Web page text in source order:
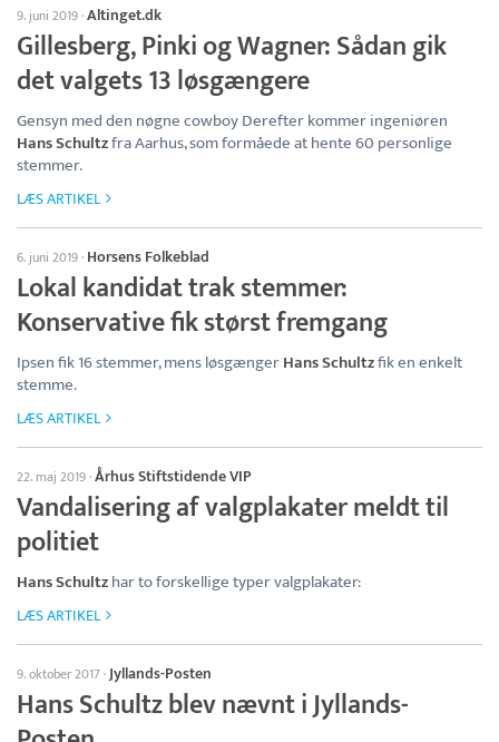
9. juni 2019·Altinget.dk
Gillesberg, Pinki og Wagner: Sådan gik
det valgets 13 løsgængere
Gensyn med den nøgne cowboy Derefter kommer ingeniøren
Hans Schultzfra Aarhus, som formåede at hente 60 personlige
stemmer.
LÆS ARTIKEL
6. juni 2019· Horsens Folkeblad
Lokal kandidat trak stemmer:
Konservative fik størst fremgang
Ipsen fik 16 stemmer, mens løsgængerHans Schultzfik en enkelt
stemme.
LÆS ARTIKEL
22. maj 2019·Århus Stiftstidende VIP
Vandalisering af valgplakater meldt til
politiet
Hans Schultzhar to forskellige typer valgplakater:
LÆS ARTIKEL
9. oktober 2017·Jyllands-Posten
Hans Schultz blev nævnt i Jyllands-